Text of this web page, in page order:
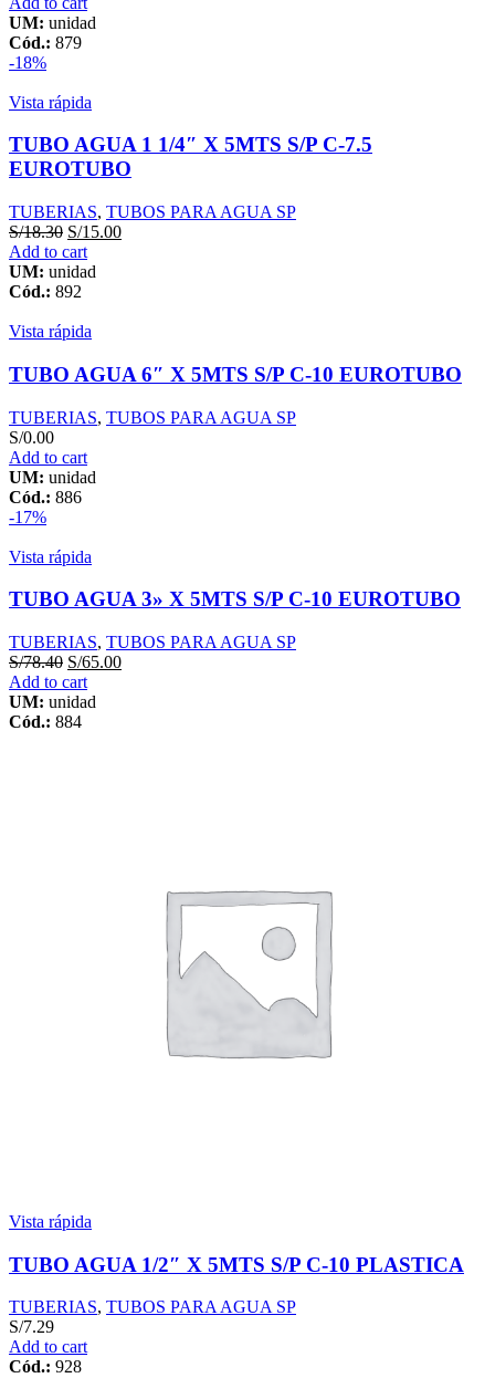
UM: unidad
Cód.: 879
-18%
Vista rápida
TUBO AGUA 1 1/4″ X 5MTS S/P C-7.5
EUROTUBO
TUBERIAS, TUBOS PARA AGUA SP
S/18.30 S/15.00
Add to cart
UM: unidad
Cód.: 892
Vista rápida
TUBO AGUA 6″ X 5MTS S/P C-10 EUROTUBO
TUBERIAS, TUBOS PARA AGUA SP
S/0.00
Add to cart
UM: unidad
Cód.: 886
-17%
Vista rápida
TUBO AGUA 3» X 5MTS S/P C-10 EUROTUBO
TUBERIAS, TUBOS PARA AGUA SP
S/78.40 S/65.00
Add to cart
UM: unidad
Cód.: 884
Vista rápida
TUBO AGUA 1/2″ X 5MTS S/P C-10 PLASTICA
TUBERIAS, TUBOS PARA AGUA SP
S/7.29
Add to cart
Cód.: 928